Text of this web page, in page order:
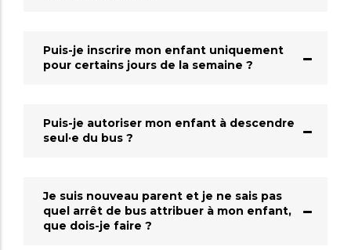
Puis-je inscrire mon enfant uniquement
pour certains jours de la semaine ?
Puis-je autoriser mon enfant à descendre
seul·e du bus ?
Je suis nouveau parent et je ne sais pas
quel arrêt de bus attribuer à mon enfant,
que dois-je faire ?